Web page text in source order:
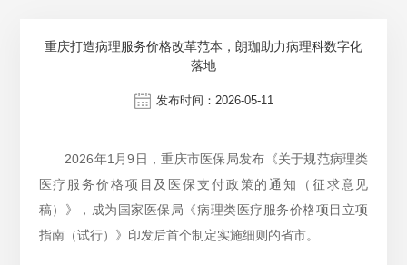
重庆打造病理服务价格改革范本，朗珈助力病理科数字化
落地
发布时间：2026-05-11
2026年1月9日，重庆市医保局发布《关于规范病理类
医疗服务价格项目及医保支付政策的通知（征求意见
稿）》，成为国家医保局《病理类医疗服务价格项目立项
指南（试行）》印发后首个制定实施细则的省市。